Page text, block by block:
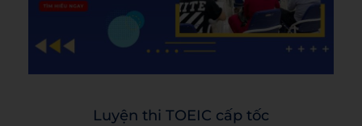
Luyện thi TOEIC cấp tốc